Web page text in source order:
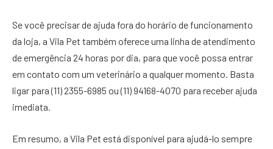
Se você precisar de ajuda fora do horário de funcionamento
da loja, a Vila Pet também oferece uma linha de atendimento
de emergência 24 horas por dia, para que você possa entrar
em contato com um veterinário a qualquer momento. Basta
ligar para (11) 2355-6985 ou (11) 94168-4070 para receber ajuda
imediata.
Em resumo, a Vila Pet está disponível para ajudá-lo sempre